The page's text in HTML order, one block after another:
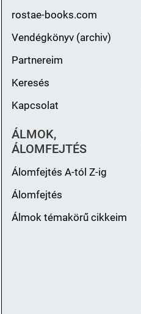
rostae-books.com
Vendégkönyv (archiv)
Partnereim
Keresés
Kapcsolat
ÁLMOK,
ÁLOMFEJTÉS
Álomfejtés A-tól Z-ig
Álomfejtés
Álmok témakörű cikkeim